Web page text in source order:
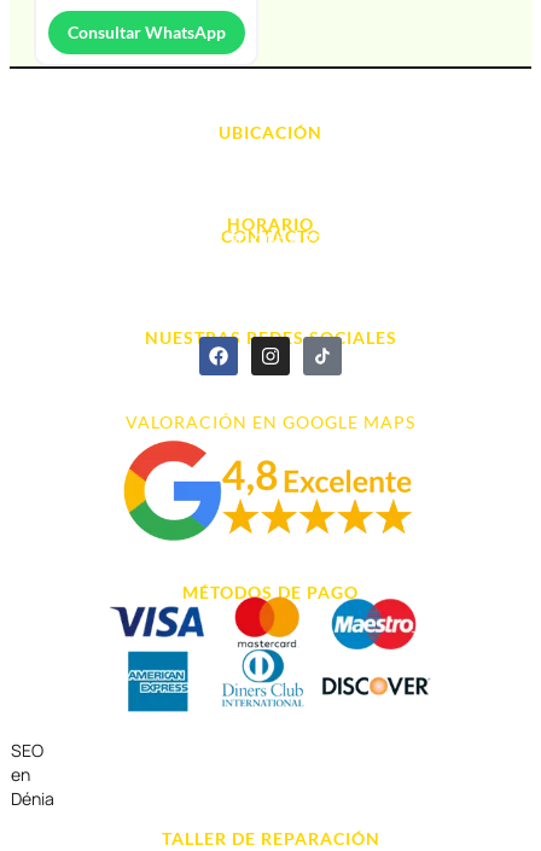
Consultar WhatsApp
UBICACIÓN
HORARIO
L. - S. 10:00h a 22:00h
CONTACTO
NUESTRAS REDES SOCIALES
VALORACIÓN EN GOOGLE MAPS
MÉTODOS DE PAGO
SEO
en
Dénia
TALLER DE REPARACIÓN